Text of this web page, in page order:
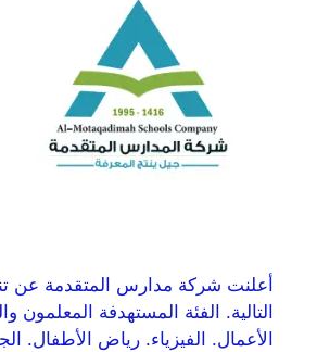
أعلنت شركة مدارس المتقدمة عن
التالية. الفئة المستهدفة
الأعمال. الفيزياء. رياض الأطفال.